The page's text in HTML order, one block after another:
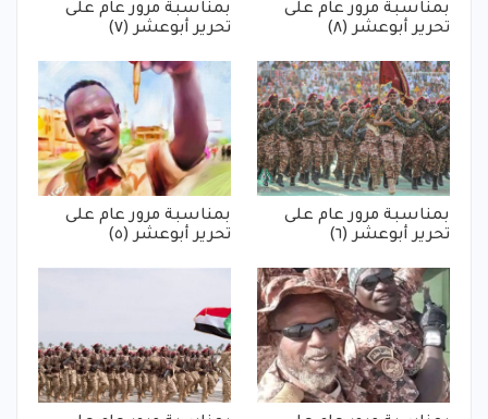
بمناسبة مرور عام على
تحرير أبوعشر (٨)
بمناسبة مرور عام على
تحرير أبوعشر (٧)
بمناسبة مرور عام على
تحرير أبوعشر (٦)
بمناسبة مرور عام على
تحرير أبوعشر (٥)